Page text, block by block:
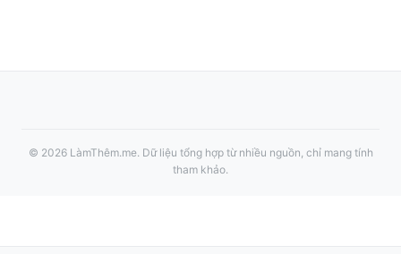
© 2026 LàmThêm.me. Dữ liệu tổng hợp từ nhiều nguồn, chỉ mang tính
tham khảo.